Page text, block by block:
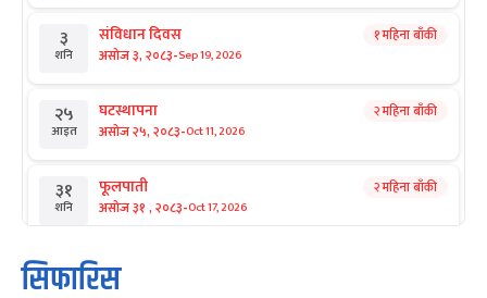
३
शनि
संविधान दिवस
असोज ३, २०८३-Sep 19, 2026
१ महिना बाँकी
२५
आइत
घटस्थापना
असोज २५, २०८३-Oct 11, 2026
२ महिना बाँकी
३१
शनि
फूलपाती
असोज ३१ , २०८३-Oct 17, 2026
२ महिना बाँकी
१
आइत
कार्तिक सङ्क्रान्ति
कार्तिक १, २०८३
सिफारिस